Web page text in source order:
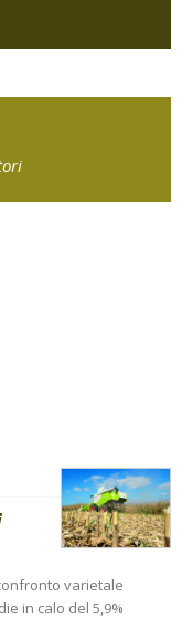
varietale
in calo del 5,9%